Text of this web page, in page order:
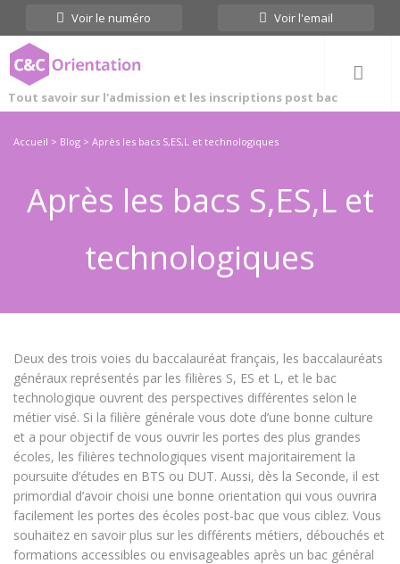
Voir le numéro Voir l'email
Tout savoir sur l'admission et les inscriptions post bac
Accueil > Blog > Après les bacs S,ES,L et technologiques
Après les bacs S,ES,L et
technologiques
Deux des trois voies du baccalauréat français, les baccalauréats
généraux représentés par les filières S, ES et L, et le bac
technologique ouvrent des perspectives différentes selon le
métier visé. Si la filière générale vous dote d’une bonne culture
et a pour objectif de vous ouvrir les portes des plus grandes
écoles, les filières technologiques visent majoritairement la
poursuite d’études en BTS ou DUT. Aussi, dès la Seconde, il est
primordial d’avoir choisi une bonne orientation qui vous ouvrira
facilement les portes des écoles post-bac que vous ciblez. Vous
souhaitez en savoir plus sur les différents métiers, débouchés et
formations accessibles ou envisageables après un bac général
Cookies management panel